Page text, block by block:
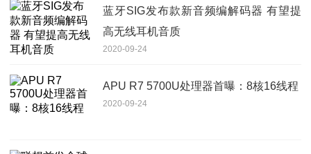
蓝牙SIG发布款新音频编解码器 有望提
高无线耳机音质
2020-09-24
APU R7 5700U处理器首曝：8核16线程
2020-09-24